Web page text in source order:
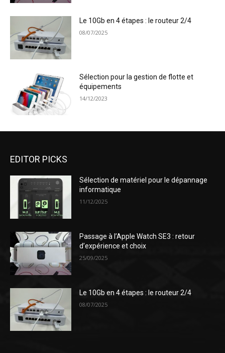
Le 10Gb en 4 étapes : le routeur 2/4
08/07/2025
Sélection pour la gestion de flotte et
équipements
14/12/2023
EDITOR PICKS
Sélection de matériel pour le dépannage
informatique
11/12/2025
Passage à l’Apple Watch SE3 : retour
d’expérience et choix
25/09/2025
Le 10Gb en 4 étapes : le routeur 2/4
08/07/2025